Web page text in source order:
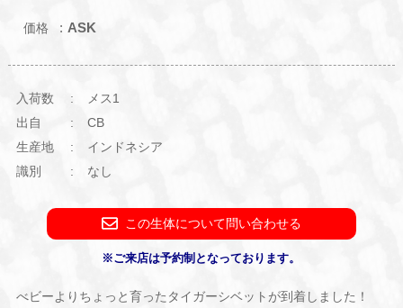
価格 ASK
入荷数
メス1
出自
CB
生産地
インドネシア
識別
なし
この生体について問い合わせる
※ご来店は予約制となっております。
べビーよりちょっと育ったタイガーシベットが到着しました！